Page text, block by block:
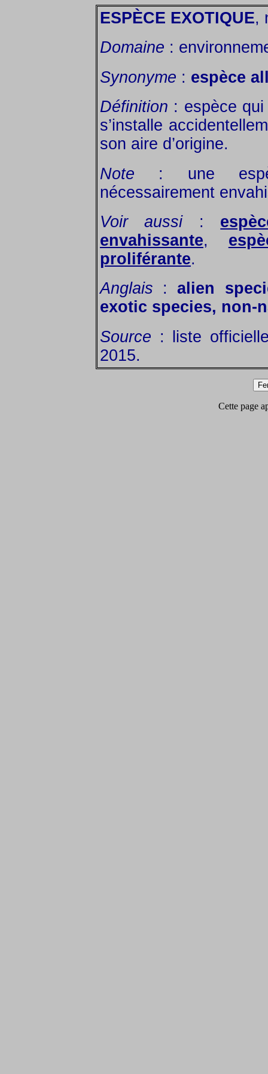
ESPÈCE EXOTIQUE,
Domaine :
Synonyme : espèce
Définition : espèce
s’installe
son aire d’origine.
Note : une
nécessairement
Voir aussi:
envahissante,
proliférante.
Anglais :alien
exotic species, non-
Source : liste
2015.
Cette page